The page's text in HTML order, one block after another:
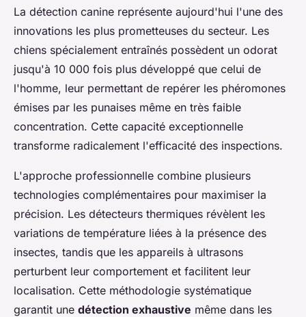
La détection canine représente aujourd'hui l'une des
innovations les plus prometteuses du secteur. Les
chiens spécialement entraînés possèdent un odorat
jusqu'à 10 000 fois plus développé que celui de
l'homme, leur permettant de repérer les phéromones
émises par les punaises même en très faible
concentration. Cette capacité exceptionnelle
transforme radicalement l'efficacité des inspections.
L'approche professionnelle combine plusieurs
technologies complémentaires pour maximiser la
précision. Les détecteurs thermiques révèlent les
variations de température liées à la présence des
insectes, tandis que les appareils à ultrasons
perturbent leur comportement et facilitent leur
localisation. Cette méthodologie systématique
garantit une détection exhaustive même dans les